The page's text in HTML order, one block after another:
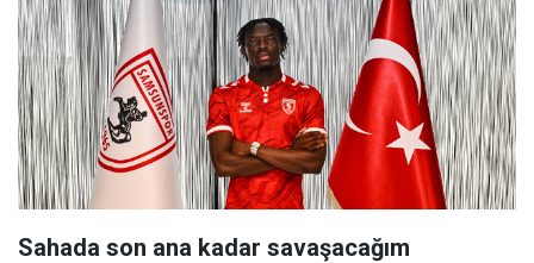
Sahada son ana kadar savaşacağım